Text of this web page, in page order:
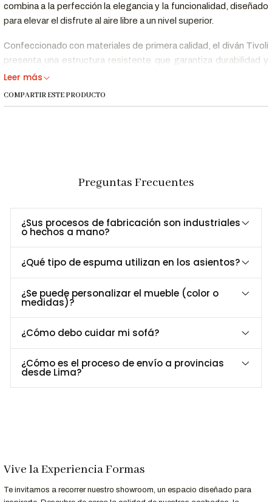
combina a la perfección la elegancia y la funcionalidad, diseñado
para elevar el disfrute al aire libre a un nivel superior.
Confeccionado con materiales de primera calidad, el diván Tivoli
presenta una estructura resistente que garantiza durabilidad y
resistencia a los elementos. Sus líneas modernas y su diseño
relajarte y disfrutar de momentos inolvidables bajo el sol o las
Durabilidad superior:Fabricado con materiales de alta
elementos exteriores, asegurando una larga vida útil y
mantenimiento sencillo.
Estilo y elegancia:Su diseño moderno y refinado agrega
un toque de sofisticación a cualquier espacio exterior,
Medida
Dimensiones:
193 x 70 x 49.5h cm.
Material
Estructura: Madera Tornillo
Tapiz: N/A
por nuestra compañía de envío en la fecha solicitada.
Leer más
COMPARTIR ESTE PRODUCTO
Preguntas Frecuentes
¿Sus procesos de fabricación son industriales
o hechos a mano?
¿Qué tipo de espuma utilizan en los asientos?
¿Se puede personalizar el mueble (color o
medidas)?
¿Cómo debo cuidar mi sofá?
¿Cómo es el proceso de envío a provincias
desde Lima?
Vive la Experiencia Formas
Te invitamos a recorrer nuestro showroom, un espacio diseñado para